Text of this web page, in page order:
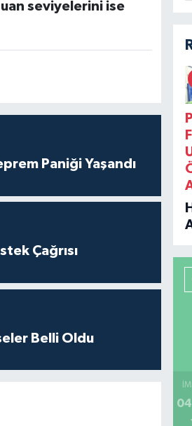
seviyelerini ise
Paniği Yaşandı
Çağrısı
Belli Oldu